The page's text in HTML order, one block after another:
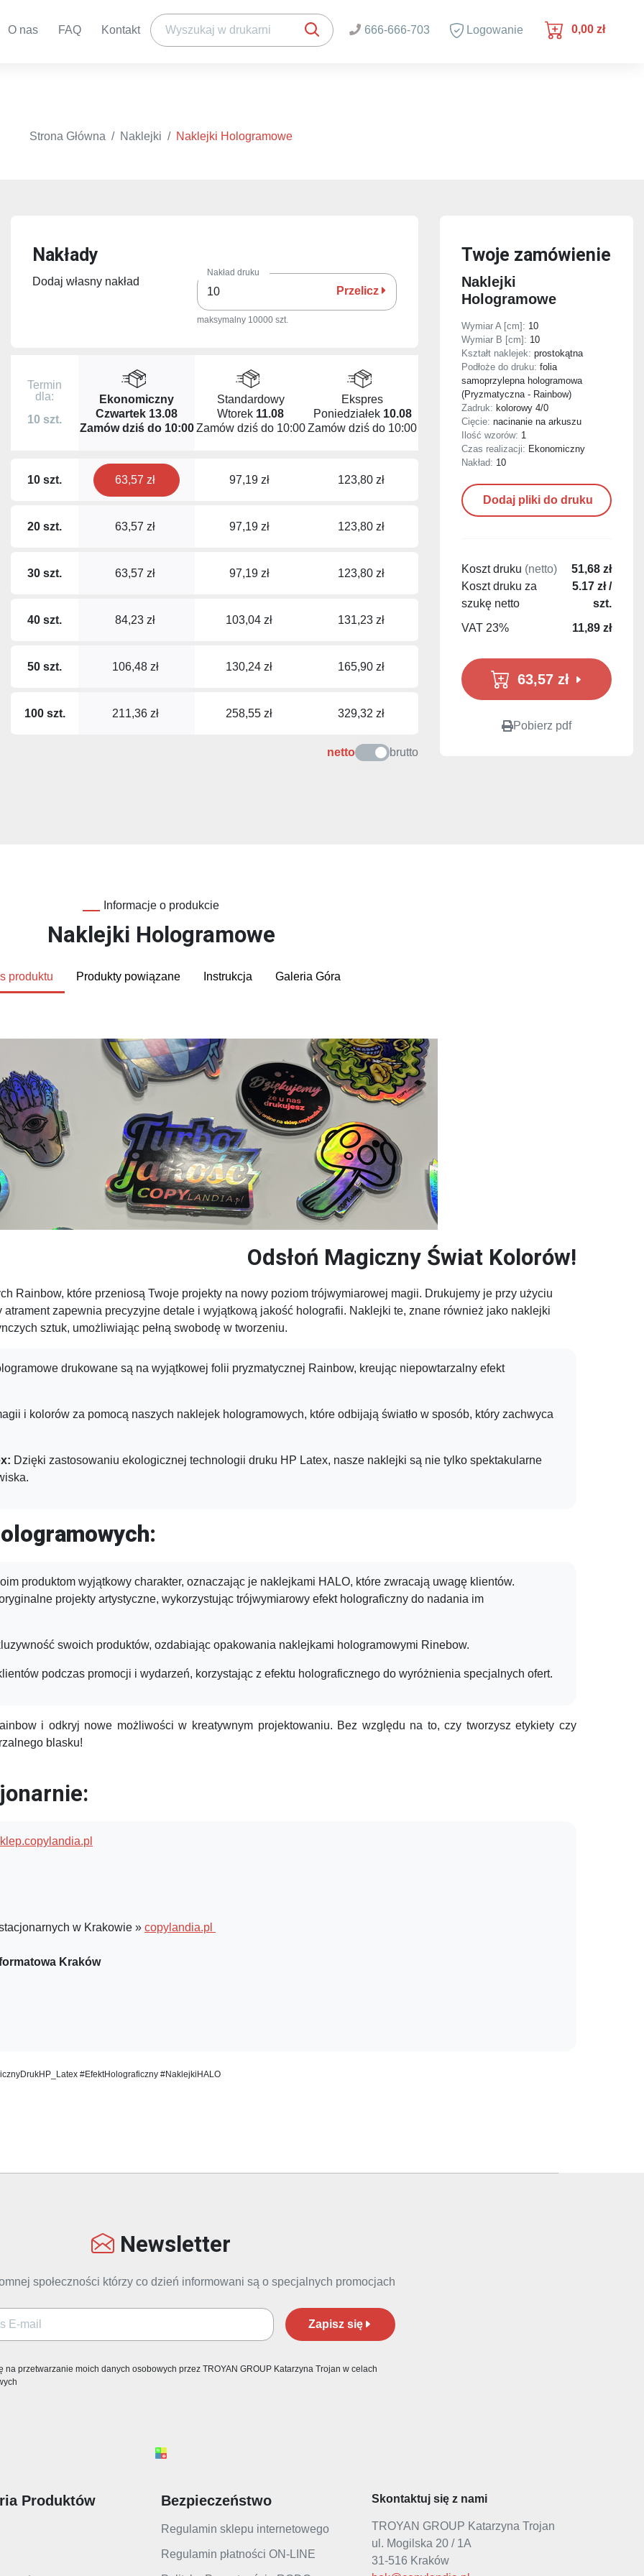
O nas FAQ Kontakt 666-666-703 Logowanie 0,00 zł
Strona Główna Naklejki Naklejki Hologramowe
Nakłady
Dodaj własny nakład
Nakład druku
Przelicz
maksymalny 10000 szt.
Termin
dla:
10 szt.
Ekonomiczny
Czwartek 13.08
Zamów dziś do 10:00
Standardowy
Wtorek 11.08
Zamów dziś do 10:00
Ekspres
Poniedziałek 10.08
Zamów dziś do 10:00
10 szt. 63,57 zł 97,19 zł 123,80 zł
20 szt. 63,57 zł 97,19 zł 123,80 zł
30 szt. 63,57 zł 97,19 zł 123,80 zł
40 szt. 84,23 zł 103,04 zł 131,23 zł
50 szt. 106,48 zł 130,24 zł 165,90 zł
100 szt. 211,36 zł 258,55 zł 329,32 zł
netto brutto
Twoje zamówienie
Naklejki
Hologramowe
Wymiar A [cm]: 10
Wymiar B [cm]: 10
Kształt naklejek:prostokątna
Podłoże do druku:folia
samoprzylepna hologramowa
(Pryzmatyczna - Rainbow)
Zadruk: kolorowy 4/0
Cięcie:nacinanie na arkuszu
Ilość wzorów: 1
Czas realizacji: Ekonomiczny
Nakład: 10
Dodaj pliki do druku
Koszt druku (netto)
51,68 zł
Koszt druku za
szukę netto
5.17 zł /
szt.
VAT 23%
11,89 zł
63,57 zł
Pobierz pdf
Informacje o produkcie
Naklejki Hologramowe
produktu Produkty powiązane Instrukcja Galeria Góra
Odsłoń Magiczny Świat Kolorów!
Rainbow, które przeniosą Twoje projekty na nowy poziom trójwymiarowej magii. Drukujemy je przy użyciu
zapewnia precyzyjne detale i wyjątkową jakość holografii. Naklejki te, znane również jako naklejki
sztuk, umożliwiając pełną swobodę w tworzeniu.
drukowane są na wyjątkowej folii pryzmatycznej Rainbow, kreując niepowtarzalny efekt
i kolorów za pomocą naszych naklejek hologramowych, które odbijają światło w sposób, który zachwyca
Dzięki zastosowaniu ekologicznej technologii druku HP Latex, nasze naklejki są nie tylko spektakularne
produktom wyjątkowy charakter, oznaczając je naklejkami HALO, które zwracają uwagę klientów.
projekty artystyczne, wykorzystując trójwymiarowy efekt holograficzny do nadania im
swoich produktów, ozdabiając opakowania naklejkami hologramowymi Rinebow.
podczas promocji i wydarzeń, korzystając z efektu holograficznego do wyróżnienia specjalnych ofert.
i odkryj nowe możliwości w kreatywnym projektowaniu. Bez względu na to, czy tworzysz etykiety czy
blasku!
w Krakowie » copylandia.pl
Kraków
#EfektHolograficzny #NaklejkiHALO
Newsletter
społeczności którzy co dzień informowani są o specjalnych promocjach
Zapisz się
na przetwarzanie moich danych osobowych przez TROYAN GROUP Katarzyna Trojan w celach
Bezpieczeństwo
Regulamin sklepu internetowego
Regulamin płatności ON-LINE
Produktów Skontaktuj się z nami
TROYAN GROUP Katarzyna Trojan
ul. Mogilska 20 / 1A
31-516 Kraków